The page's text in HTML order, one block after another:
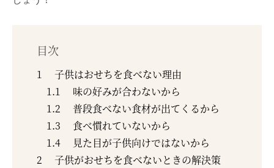
目次
1
子供はおせちを食べない理由
1.1
味の好みが合わないから
1.2
普段食べない食材が出てくるから
1.3
食べ慣れていないから
1.4
見た目が子供向けではないから
2
子供がおせちを食べないときの解決策